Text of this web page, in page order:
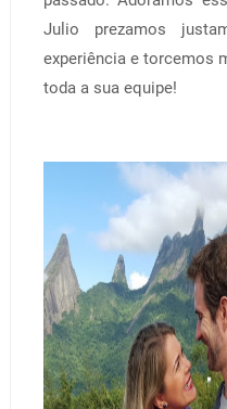
Julio prezamos
experiência e torcemos
toda a sua equipe!